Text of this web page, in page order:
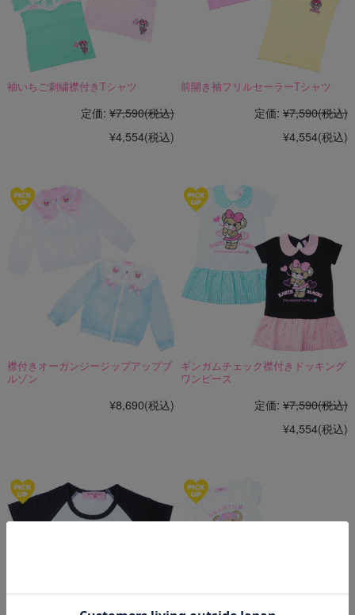
袖いちご刺繍襟付きTシャツ
定価: ¥7,590(税込)
¥4,554(税込)
前開き袖フリルセーラーTシャツ
定価: ¥7,590(税込)
¥4,554(税込)
襟付きオーガンジージップアップブ
ルゾン
¥8,690(税込)
ギンガムチェック襟付きドッキング
ワンピース
定価: ¥7,590(税込)
¥4,554(税込)